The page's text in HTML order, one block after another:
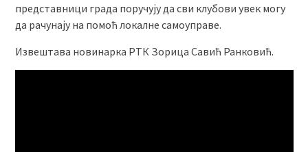
представници града поручују да сви клубови увек могу
да рачунају на помоћ локалне самоуправе.
Извештава новинарка РТК Зорица Савић Ранковић.